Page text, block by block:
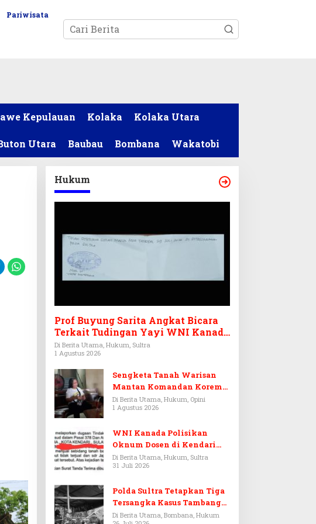
Pariwisata
Kepulauan Kolaka Kolaka Utara
Utara Baubau Bombana Wakatobi
Hukum
Prof Buyung Sarita Angkat Bicara
Terkait Tudingan Yayi WNI Kanada
Ditagih Utang Rp3,6 Miliar
Di Berita Utama, Hukum, Sultra
1 Agustus 2026
Sengketa Tanah Warisan
Mantan Komandan Korem
143/HO, Ketika Warisan
Menjadi Arena Pemerasan
Di Berita Utama, Hukum, Opini
1 Agustus 2026
WNI Kanada Polisikan
Oknum Dosen di Kendari
Terkait Aset Puluhan Miliar
Di Berita Utama, Hukum, Sultra
31 Juli 2026
Polda Sultra Tetapkan Tiga
Tersangka Kasus Tambang
Emas Ilegal di Bombana
Di Berita Utama, Bombana, Hukum